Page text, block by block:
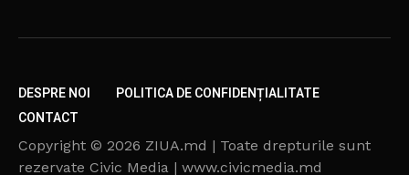
DESPRE NOI
POLITICA DE CONFIDENȚIALITATE
CONTACT
Copyright © 2026 ZIUA.md | Toate drepturile sunt
rezervate Civic Media | www.civicmedia.md